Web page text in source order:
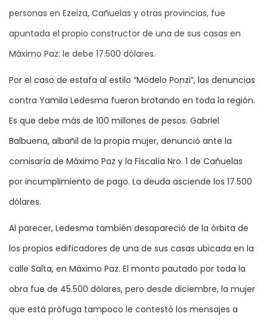
personas en Ezeiza, Cañuelas y otras provincias, fue
apuntada el propio constructor de una de sus casas en
Máximo Paz: le debe 17.500 dólares.
Por el caso de estafa al estilo “Modelo Ponzi”, las denuncias
contra Yamila Ledesma fueron brotando en toda la región.
Es que debe más de 100 millones de pesos. Gabriel
Balbuena, albañil de la propia mujer, denunció ante la
comisaría de Máximo Paz y la Fiscalía Nro. 1 de Cañuelas
por incumplimiento de pago. La deuda asciende los 17.500
dólares.
Al parecer, Ledesma también desapareció de la órbita de
los propios edificadores de una de sus casas ubicada en la
calle Salta, en Máximo Paz. El monto pautado por toda la
obra fue de 45.500 dólares, pero desde diciembre, la mujer
que está prófuga tampoco le contestó los mensajes a